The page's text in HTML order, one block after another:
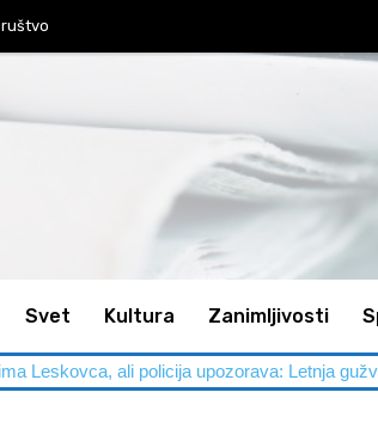
Svet Kultura Zanimljivosti
policija upozorava: Letnja gužva traži